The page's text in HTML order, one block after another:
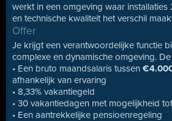
werkt in een omgeving waar installaties
en technische kwaliteit het verschil
Offer
Je krijgt een verantwoordelijke functie
complexe en dynamische omgeving.
• Een bruto maandsalaris tussen
afhankelijk van ervaring
• 8,33% vakantiegeld
• 30 vakantiedagen met mogelijkheid
• Een aantrekkelijke pensioenregeling